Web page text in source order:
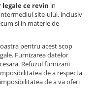
ce revin in
site-ului, inclusiv
si in materie de
pentru acest scop
Furnizarea datelor
Refuzul furnizarii
de a respecta
de a va oferi